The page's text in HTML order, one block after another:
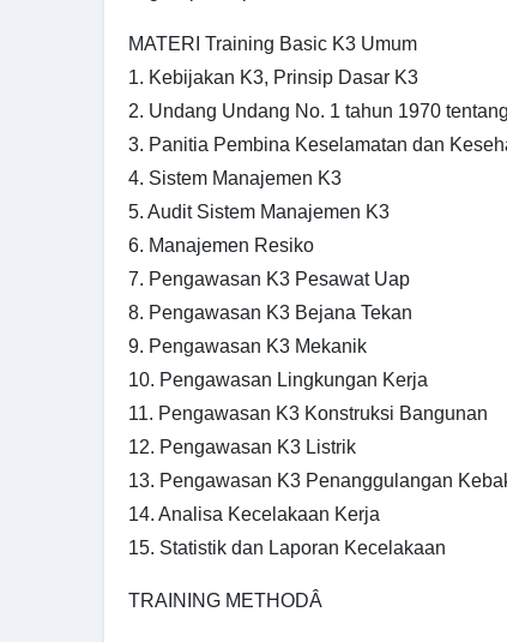
MATERI Training Basic K3 Umum
1. Kebijakan K3, Prinsip Dasar K3
2. Undang Undang No. 1 tahun 1970
3. Panitia Pembina Keselamatan dan
4. Sistem Manajemen K3
5. Audit Sistem Manajemen K3
6. Manajemen Resiko
7. Pengawasan K3 Pesawat Uap
8. Pengawasan K3 Bejana Tekan
9. Pengawasan K3 Mekanik
10. Pengawasan Lingkungan Kerja
11. Pengawasan K3 Konstruksi Bangunan
12. Pengawasan K3 Listrik
13. Pengawasan K3 Penanggulangan
14. Analisa Kecelakaan Kerja
15. Statistik dan Laporan Kecelakaan
TRAINING METHODÂ